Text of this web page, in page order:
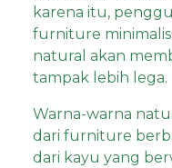
karena itu,
furniture
natural akan
tampak lebih lega.
Warna-warna
dari furniture
dari kayu yang